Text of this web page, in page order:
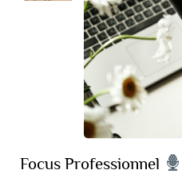
Focus Professionnel